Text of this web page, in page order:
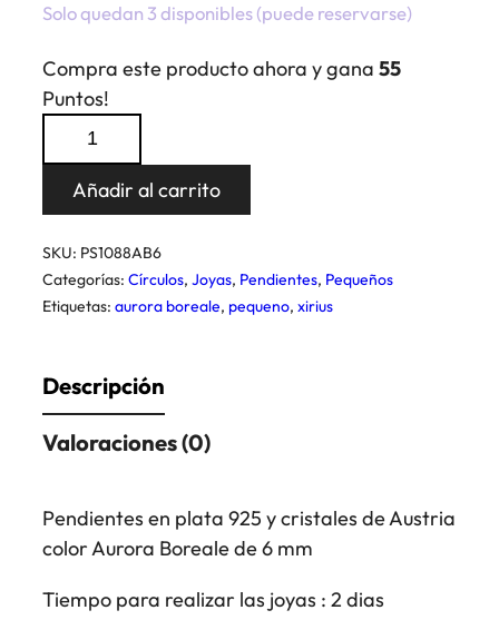
Solo quedan 3 disponibles (puede reservarse)
Compra este producto ahora y gana 55
Puntos!
Pendientes
Xirius
Chaton
SS29
Aurora
Boreale
cantidad
Añadir al carrito
SKU: PS1088AB6
Categorías: Círculos, Joyas, Pendientes, Pequeños
Etiquetas: aurora boreale, pequeno, xirius
Descripción
Valoraciones (0)
Pendientes en plata 925 y cristales de Austria
color Aurora Boreale de 6 mm
Tiempo para realizar las joyas : 2 dias